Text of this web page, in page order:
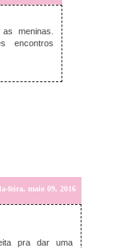
maio 10, 2016
meninas.
encontros
feira, maio 09, 2016
pra dar uma